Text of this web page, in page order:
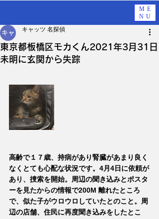
ME
NU
東京都板橋区モカくん2021年3月31日
未明に玄関から失踪
キャッツ 名探偵
高齢で１７歳、持病があり腎臓があまり良く
なくとても心配な状況です。4月4日に依頼が
あり、捜索を開始。周辺の聞き込みとポスタ
ーを見たからの情報で200M 離れたところ
で、似た子がウロウロしていたとのこと。周
辺の店舗、住民に再度聞き込みをしたとこ